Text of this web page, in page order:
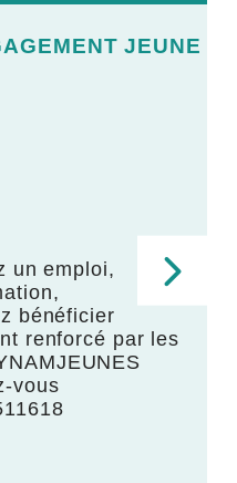
JEUNE
un emploi,
bénéficier
renforcé par les
vous